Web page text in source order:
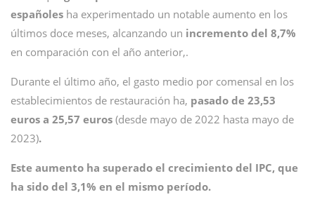
españoles ha experimentado un notable aumento en los
últimos doce meses, alcanzando un incremento del 8,7%
en comparación con el año anterior,.
Durante el último año, el gasto medio por comensal en los
establecimientos de restauración ha, pasado de 23,53
euros a 25,57 euros (desde mayo de 2022 hasta mayo de
2023).
Este aumento ha superado el crecimiento del IPC, que
ha sido del 3,1% en el mismo período.